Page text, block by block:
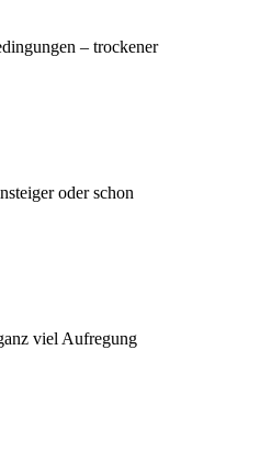
– trockener
oder schon
viel Aufregung